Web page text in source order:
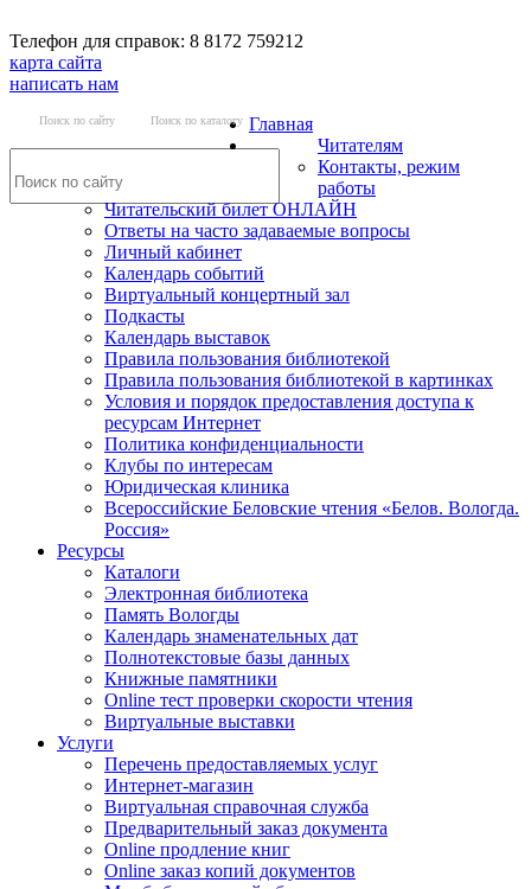
Телефон для справок: 8 8172 759212
карта сайта
написать нам
Поиск по сайту Поиск по каталогу Главная
Читателям
Контакты, режим
работы
Читательский билет ОНЛАЙН
Ответы на часто задаваемые вопросы
Личный кабинет
Календарь событий
Виртуальный концертный зал
Подкасты
Календарь выставок
Правила пользования библиотекой
Правила пользования библиотекой в картинках
Условия и порядок предоставления доступа к
ресурсам Интернет
Политика конфиденциальности
Клубы по интересам
Юридическая клиника
Всероссийские Беловские чтения «Белов. Вологда.
Россия»
Ресурсы
Каталоги
Электронная библиотека
Память Вологды
Календарь знаменательных дат
Полнотекстовые базы данных
Книжные памятники
Online тест проверки скорости чтения
Виртуальные выставки
Услуги
Перечень предоставляемых услуг
Интернет-магазин
Виртуальная справочная служба
Предварительный заказ документа
Online продление книг
Online заказ копий документов